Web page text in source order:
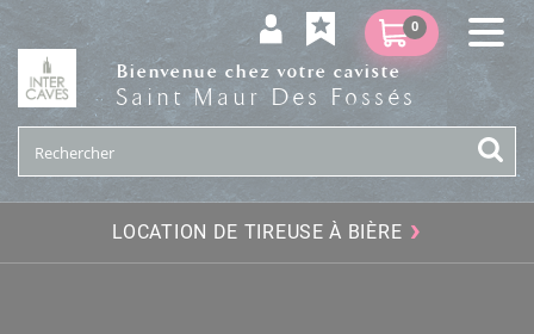
0
Bienvenue chez votre caviste
Saint Maur Des Fossés
LOCATION DE TIREUSE À BIÈRE ›